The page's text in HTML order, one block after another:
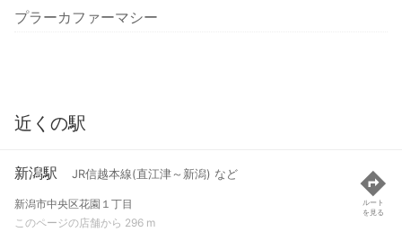
プラーカファーマシー
近くの駅
新潟駅 JR信越本線(直江津～新潟) など
新潟市中央区花園１丁目
このページの店舗から 296 m
ルート
を見る